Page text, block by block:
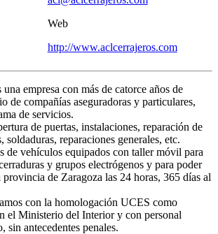
Web
http://www.aclcerrajeros.com
empresa con más de catorce años de
de compañías aseguradoras y particulares,
de servicios.
de puertas, instalaciones, reparación de
soldaduras, reparaciones generales, etc.
de vehículos equipados con taller móvil para
y grupos electrógenos y para poder
de Zaragoza las 24 horas, 365 días al
con la homologación UCES como
el Ministerio del Interior y con personal
sin antecedentes penales.